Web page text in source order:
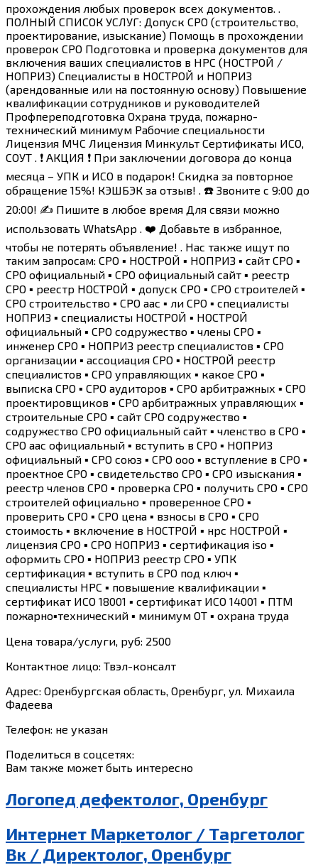
прохождения любых проверок всех документов. .
ПОЛНЫЙ СПИСОК УСЛУГ: Допуск СРО (строительство,
проектирование, изыскание) Помощь в прохождении
проверок СРО Подготовка и проверка документов для
включения ваших специалистов в НРС (НОСТРОЙ /
НОПРИЗ) Специалисты в НОСТРОЙ и НОПРИЗ
(арендованные или на постоянную основу) Повышение
квалификации сотрудников и руководителей
Профпереподготовка Охрана труда, пожарно-
технический минимум Рабочие специальности
Лицензия МЧС Лицензия Минкульт Сертификаты ИСО,
СОУТ . ❗ АКЦИЯ ❗ При заключении договора до конца
месяца – УПК и ИСО в подарок! Скидка за повторное
обращение 15%! КЭШБЭК за отзыв! . ☎️ Звоните с 9:00 до
20:00! ✍️ Пишите в любое время Для связи можно
использовать WhatsApp . ❤️ Добавьте в избранное,
чтобы не потерять объявление! . Нас также ищут по
таким запросам: СРО ▪️ НОСТРОЙ ▪️ НОПРИЗ ▪️ сайт СРО ▪️
СРО официальный ▪️ СРО официальный сайт ▪️ реестр
СРО ▪️ реестр НОСТРОЙ ▪️ допуск СРО ▪️ СРО строителей ▪️
СРО строительство ▪️ СРО аас ▪️ ли СРО ▪️ специалисты
НОПРИЗ ▪️ специалисты НОСТРОЙ ▪️ НОСТРОЙ
официальный ▪️ СРО содружество ▪️ члены СРО ▪️
инженер СРО ▪️ НОПРИЗ реестр специалистов ▪️ СРО
организации ▪️ ассоциация СРО ▪️ НОСТРОЙ реестр
специалистов ▪️ СРО управляющих ▪️ какое СРО ▪️
выписка СРО ▪️ СРО аудиторов ▪️ СРО арбитражных ▪️ СРО
проектировщиков ▪️ СРО арбитражных управляющих ▪️
строительные СРО ▪️ сайт СРО содружество ▪️
содружество СРО официальный сайт ▪️ членство в СРО ▪️
СРО аас официальный ▪️ вступить в СРО ▪️ НОПРИЗ
официальный ▪️ СРО союз ▪️ СРО ооо ▪️ вступление в СРО ▪️
проектное СРО ▪️ свидетельство СРО ▪️ СРО изыскания ▪️
реестр членов СРО ▪️ проверка СРО ▪️ получить СРО ▪️ СРО
строителей официально ▪️ проверенное СРО ▪️
проверить СРО ▪️ СРО цена ▪️ взносы в СРО ▪️ СРО
стоимость ▪️ включение в НОСТРОЙ ▪️ нрс НОСТРОЙ ▪️
лицензия СРО ▪️ СРО НОПРИЗ ▪️ сертификация iso ▪️
оформить СРО ▪️ НОПРИЗ реестр СРО ▪️ УПК
сертификация ▪️ вступить в СРО под ключ ▪️
специалисты НРС ▪️ повышение квалификации ▪️
сертификат ИСО 18001 ▪️ сертификат ИСО 14001 ▪️ ПТМ
пожарно▪️технический ▪️ минимум ОТ ▪️ охрана труда
Цена товара/услуги, руб: 2500
Контактное лицо: Твэл-консалт
Адрес: Оренбургская область, Оренбург, ул. Михаила
Фадеева
Телефон: не указан
Поделиться в соцсетях:
Вам также может быть интересно
Логопед дефектолог, Оренбург
Интернет Маркетолог / Таргетолог
Вк / Директолог, Оренбург